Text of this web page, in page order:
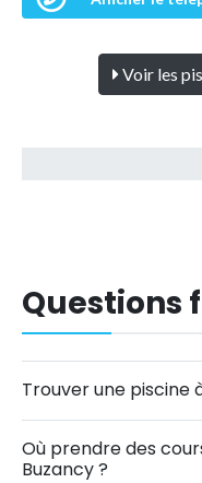
Voir les
Questions
Trouver une piscine
Où prendre des
Buzancy ?